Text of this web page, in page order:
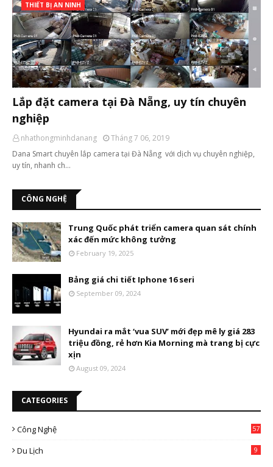
THIẾT BỊ AN NINH
Lắp đặt camera tại Đà Nẵng, uy tín chuyên
nghiệp
nhathongminhdanang
Tháng 7 06, 2019
Dana Smart chuyên lắp camera tại Đà Nẵng với dịch vụ chuyên nghiệp,
uy tín, nhanh ch…
CÔNG NGHỆ
Trung Quốc phát triển camera quan sát chính
xác đến mức không tưởng
February 19, 2025
Bảng giá chi tiết Iphone 16 seri
September 09, 2024
Hyundai ra mắt ‘vua SUV’ mới đẹp mê ly giá 283
triệu đồng, rẻ hơn Kia Morning mà trang bị cực
xịn
August 09, 2024
CATEGORIES
Công Nghệ 57
Du Lịch 9